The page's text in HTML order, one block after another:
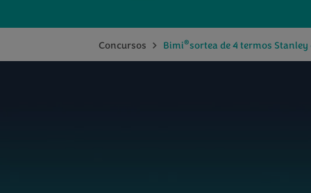
Concursos Bimi®sortea de 4 termos Stanley